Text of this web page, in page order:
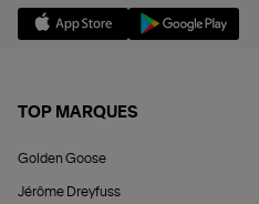
TOP MARQUES
Golden Goose
Jérôme Dreyfuss